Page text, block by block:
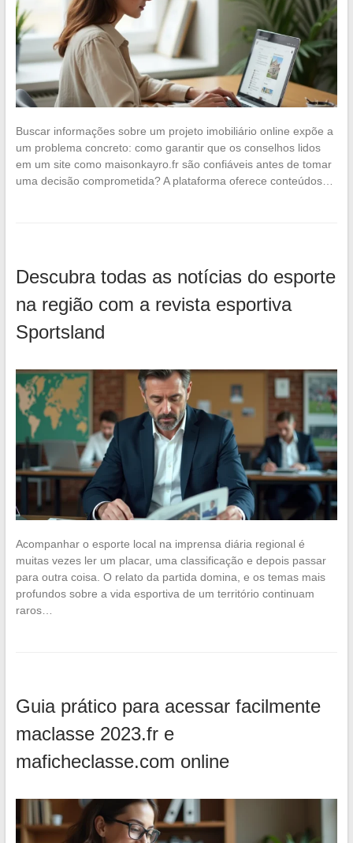
Buscar informações sobre um projeto imobiliário online expõe a
um problema concreto: como garantir que os conselhos lidos
em um site como maisonkayro.fr são confiáveis antes de tomar
uma decisão comprometida? A plataforma oferece conteúdos…
Descubra todas as notícias do esporte
na região com a revista esportiva
Sportsland
Acompanhar o esporte local na imprensa diária regional é
muitas vezes ler um placar, uma classificação e depois passar
para outra coisa. O relato da partida domina, e os temas mais
profundos sobre a vida esportiva de um território continuam
raros…
Guia prático para acessar facilmente
maclasse 2023.fr e
maficheclasse.com online